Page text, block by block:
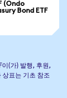
(Ondo
Bond ETF
(가) 발행, 후원,
상표는 기초 참조